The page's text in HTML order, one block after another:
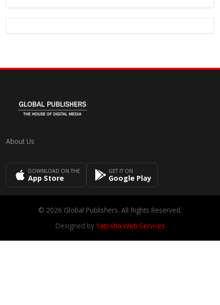
About Us
DOWNLOAD ON THE
App Store
GET IT ON
Google Play
© 2026 Global Publishers. All Rights Reserved.
Designed byYatosha Web Services